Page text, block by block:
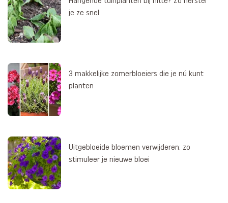
je ze snel
3 makkelijke zomerbloeiers die je nú kunt
planten
Uitgebloeide bloemen verwijderen: zo
stimuleer je nieuwe bloei